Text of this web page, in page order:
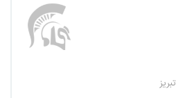
تبریز